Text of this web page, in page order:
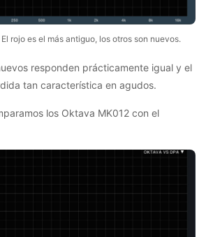
rojo es el más antiguo, los otros son nuevos.
responden prácticamente igual y el
tan característica en agudos.
los Oktava MK012 con el